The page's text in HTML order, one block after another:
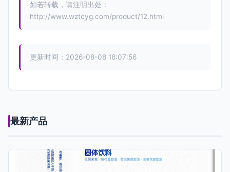
如若转载，请注明出处：
http://www.wztcyg.com/product/12.html
更新时间：2026-08-08 16:07:56
最新产品